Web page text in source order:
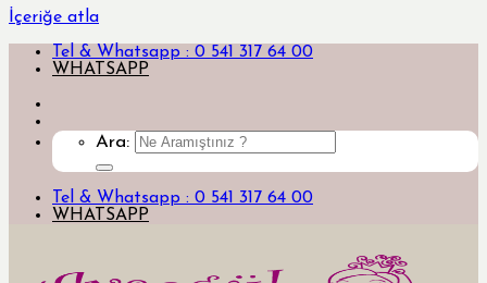
İçeriğe atla
Tel & Whatsapp : 0 541 317 64 00
WHATSAPP
Ara:
Tel & Whatsapp : 0 541 317 64 00
WHATSAPP